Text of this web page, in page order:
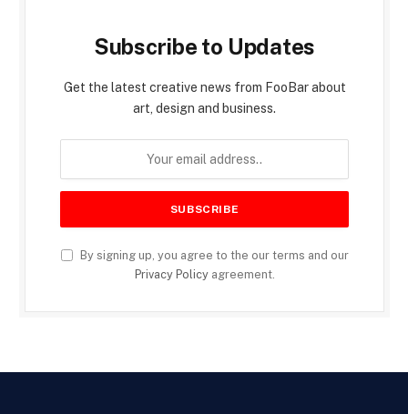
Subscribe to Updates
Get the latest creative news from FooBar about
art, design and business.
By signing up, you agree to the our terms and our
Privacy Policyagreement.